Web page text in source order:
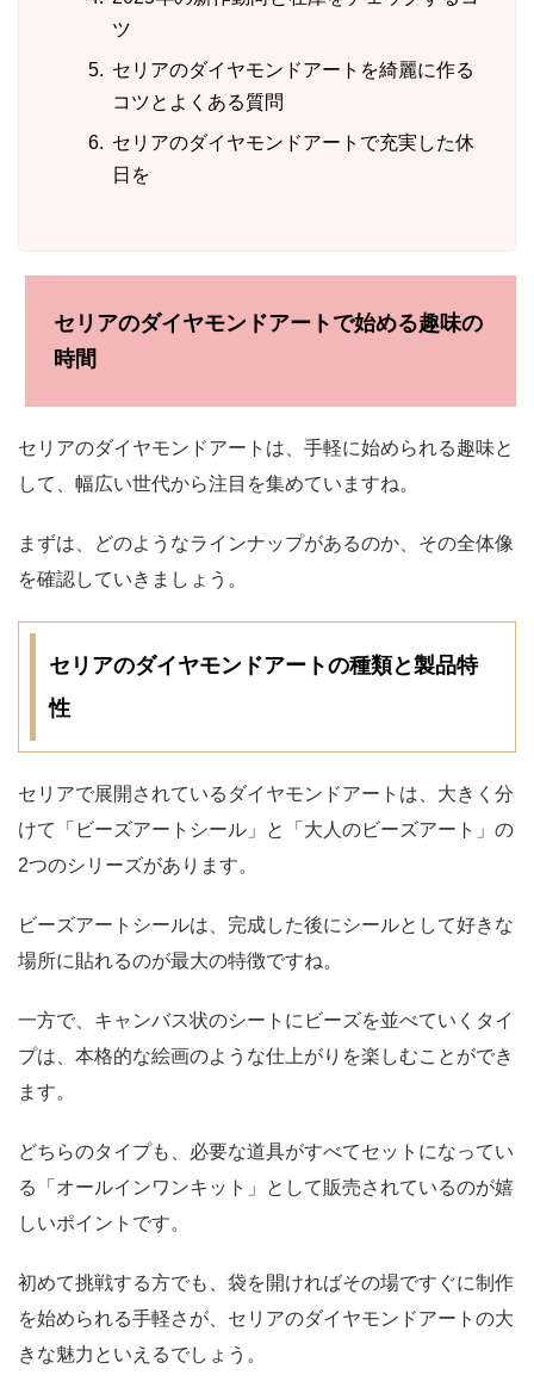
ツ
セリアのダイヤモンドアートを綺麗に作る
コツとよくある質問
セリアのダイヤモンドアートで充実した休
日を
セリアのダイヤモンドアートで始める趣味の
時間
セリアのダイヤモンドアートは、手軽に始められる趣味と
して、幅広い世代から注目を集めていますね。
まずは、どのようなラインナップがあるのか、その全体像
を確認していきましょう。
セリアのダイヤモンドアートの種類と製品特
性
セリアで展開されているダイヤモンドアートは、大きく分
けて「ビーズアートシール」と「大人のビーズアート」の
2つのシリーズがあります。
ビーズアートシールは、完成した後にシールとして好きな
場所に貼れるのが最大の特徴ですね。
一方で、キャンバス状のシートにビーズを並べていくタイ
プは、本格的な絵画のような仕上がりを楽しむことができ
ます。
どちらのタイプも、必要な道具がすべてセットになってい
る「オールインワンキット」として販売されているのが嬉
しいポイントです。
初めて挑戦する方でも、袋を開ければその場ですぐに制作
を始められる手軽さが、セリアのダイヤモンドアートの大
きな魅力といえるでしょう。